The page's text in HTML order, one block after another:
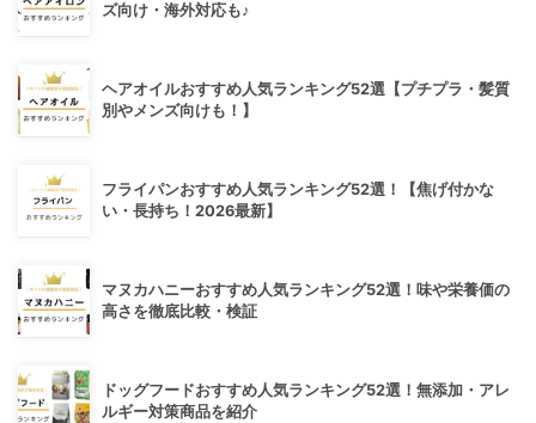
ズ向け・海外対応も♪
ヘアオイルおすすめ人気ランキング52選【プチプラ・髪質
別やメンズ向けも！】
フライパンおすすめ人気ランキング52選！【焦げ付かな
い・長持ち！2026最新】
マヌカハニーおすすめ人気ランキング52選！味や栄養価の
高さを徹底比較・検証
ドッグフードおすすめ人気ランキング52選！無添加・アレ
ルギー対策商品を紹介